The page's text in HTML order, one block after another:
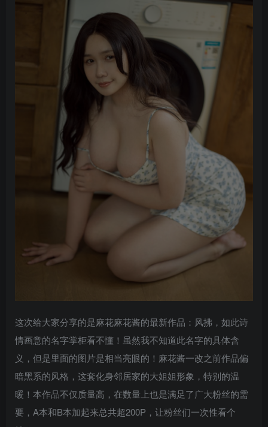
这次给大家分享的是麻花麻花酱的最新作品：风拂，如此诗
情画意的名字掌柜看不懂！虽然我不知道此名字的具体含
义，但是里面的图片是相当亮眼的！麻花酱一改之前作品偏
暗黑系的风格，这套化身邻居家的大姐姐形象，特别的温
暖！本作品不仅质量高，在数量上也是满足了广大粉丝的需
要，A本和B本加起来总共超200P，让粉丝们一次性看个